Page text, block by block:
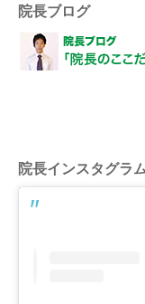
院長ブログ
院長インスタグラ